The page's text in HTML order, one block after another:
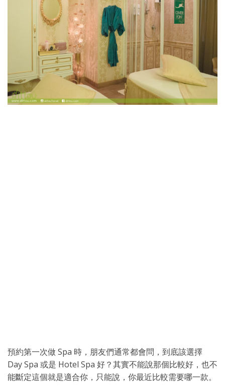
預約第一次做 Spa 時，朋友們通常都會問，到底該選擇
Day Spa 或是 Hotel Spa 好？其實不能說那個比較好，也不
能斷定這個就是適合你，只能說，你最近比較需要哪一款。